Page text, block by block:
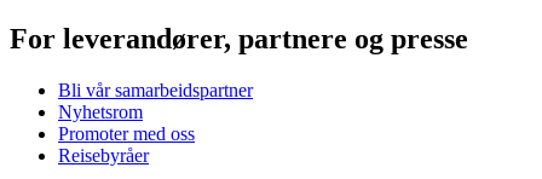
For leverandører, partnere og presse
Bli vår samarbeidspartner
Nyhetsrom
Promoter med oss
Reisebyråer